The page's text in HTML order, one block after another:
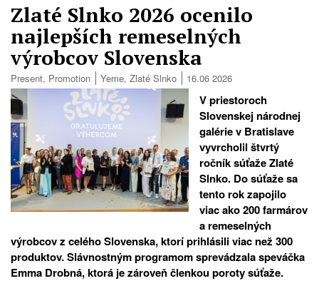
Zlaté Slnko 2026 ocenilo
najlepších remeselných
výrobcov Slovenska
Present, Promotion Yeme, Zlaté Slnko 16.06 2026
V priestoroch
Slovenskej národnej
galérie v Bratislave
vyvrcholil štvrtý
ročník súťaže Zlaté
Slnko. Do súťaže sa
tento rok zapojilo
viac ako 200 farmárov
a remeselných
výrobcov z celého Slovenska, ktorí prihlásili viac než 300
produktov. Slávnostným programom sprevádzala speváčka
Emma Drobná, ktorá je zároveň členkou poroty súťaže.